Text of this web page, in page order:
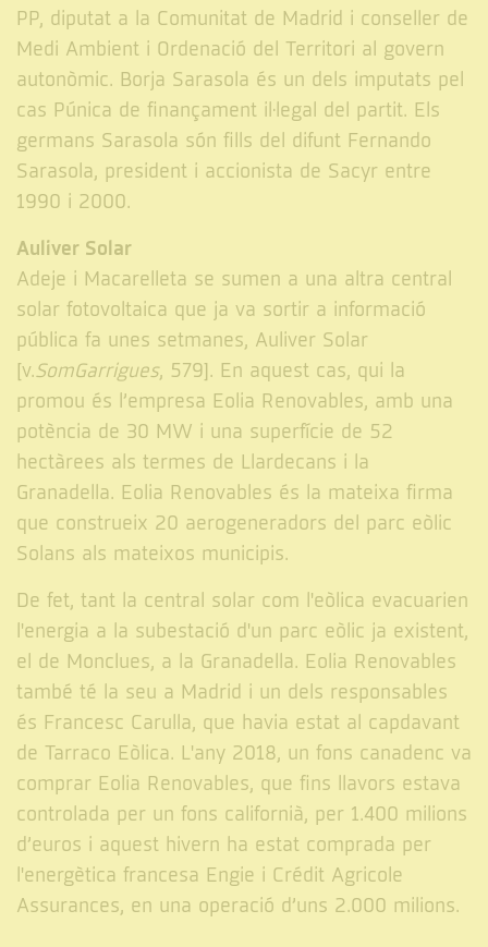
PP, diputat a la Comunitat de Madrid i conseller de
Medi Ambient i Ordenació del Territori al govern
autonòmic. Borja Sarasola és un dels imputats pel
cas Púnica de finançament il·legal del partit. Els
germans Sarasola són fills del difunt Fernando
Sarasola, president i accionista de Sacyr entre
1990 i 2000.
Auliver Solar
Adeje i Macarelleta se sumen a una altra central
solar fotovoltaica que ja va sortir a informació
pública fa unes setmanes, Auliver Solar
[v.SomGarrigues, 579]. En aquest cas, qui la
promou és l’empresa Eolia Renovables, amb una
potència de 30 MW i una superfície de 52
hectàrees als termes de Llardecans i la
Granadella. Eolia Renovables és la mateixa firma
que construeix 20 aerogeneradors del parc eòlic
Solans als mateixos municipis.
De fet, tant la central solar com l'eòlica evacuarien
l'energia a la subestació d'un parc eòlic ja existent,
el de Monclues, a la Granadella. Eolia Renovables
també té la seu a Madrid i un dels responsables
és Francesc Carulla, que havia estat al capdavant
de Tarraco Eòlica. L'any 2018, un fons canadenc va
comprar Eolia Renovables, que fins llavors estava
controlada per un fons californià, per 1.400 milions
d’euros i aquest hivern ha estat comprada per
l'energètica francesa Engie i Crédit Agricole
Assurances, en una operació d’uns 2.000 milions.